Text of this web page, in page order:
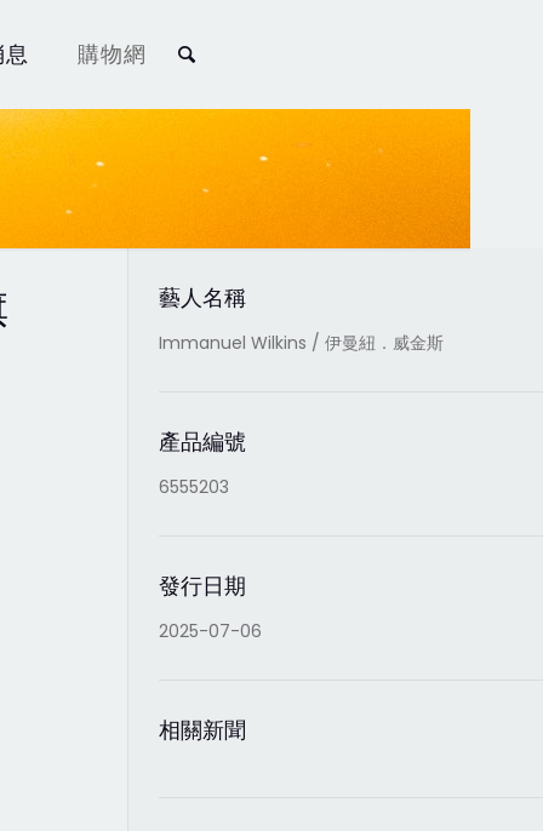
購物網
藝人名稱
Immanuel Wilkins / 伊曼紐．威金斯
產品編號
6555203
發行日期
2025-07-06
相關新聞